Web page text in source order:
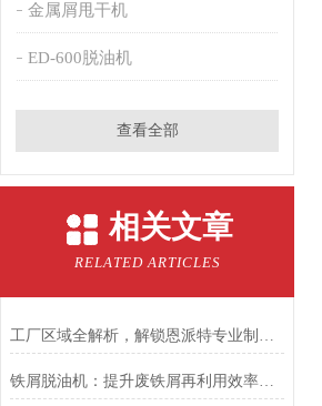
金属屑甩干机
ED-600脱油机
查看全部
相关文章
RELATED ARTICLES
工厂区域全解析，解锁恩派特专业制造的深度密码
铁屑脱油机：提升废铁屑再利用效率的关键设备